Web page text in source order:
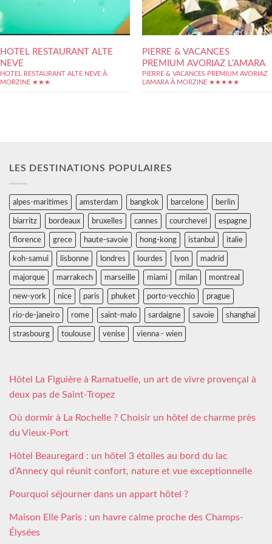
HOTEL RESTAURANT ALTE
NEVE
HOTEL RESTAURANT ALTE NEVE À
MORZINE ★★★
PIERRE & VACANCES
PREMIUM AVORIAZ L’AMARA
PIERRE & VACANCES PREMIUM AVORIAZ
L'AMARA À MORZINE ★★★★★
LES DESTINATIONS POPULAIRES
alpes-maritimes amsterdam bangkok barcelone berlin
biarritz bordeaux bruxelles cannes courchevel espagne
florence grece haute-savoie hong-kong istanbul italie
koh-samui lisbonne londres lourdes lyon madrid
majorque marrakech marseille miami milan montreal
new-york nice paris phuket porto-vecchio prague
rio-de-janeiro rome saint-malo sardaigne savoie shanghai
strasbourg toulouse venise vienna - wien
Hôtel La Figuière à Ramatuelle, un art de vivre provençal à
deux pas de Saint-Tropez
Où dormir à La Rochelle ? Choisir un hôtel de charme près
du Vieux-Port
Hôtel Beauregard : un hôtel 3 étoiles au bord du lac
d’Annecy qui réunit confort, nature et vue exceptionnelle
Pourquoi séjourner dans un appart hôtel ?
Maison Elle Paris : un havre calme proche des Champs-
Élysées